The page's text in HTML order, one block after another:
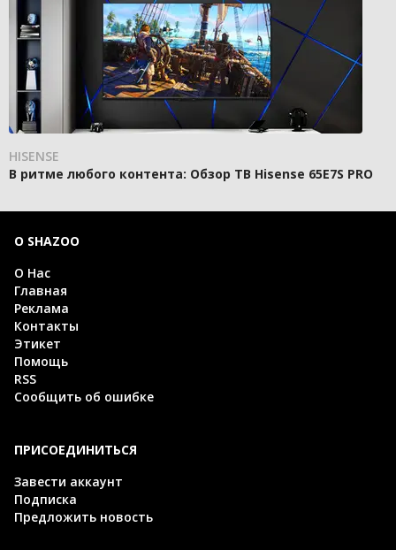
HISENSE
В ритме любого контента: Обзор ТВ Hisense 65E7S PRO
О SHAZOO
О Нас
Главная
Реклама
Контакты
Этикет
Помощь
RSS
Сообщить об ошибке
ПРИСОЕДИНИТЬСЯ
Завести аккаунт
Подписка
Предложить новость